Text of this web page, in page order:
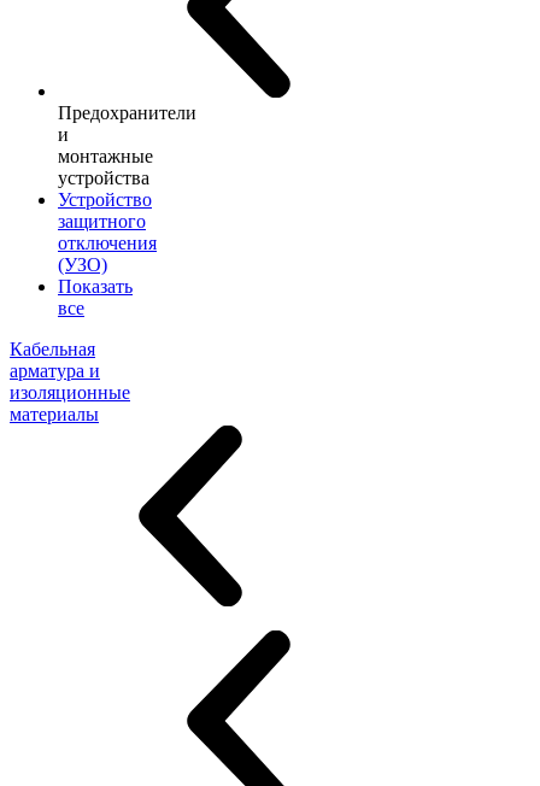
Предохранители
и
монтажные
устройства
Устройство
защитного
отключения
(УЗО)
Показать
все
Кабельная
арматура и
изоляционные
материалы